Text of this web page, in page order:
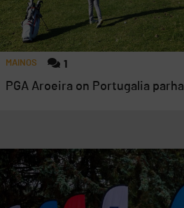
MAINOS 1
PGA Aroeira on Portugalia